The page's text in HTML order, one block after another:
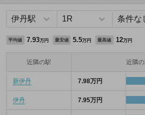
平均値 7.93万円 最安値 5.5万円 最高値 12万円
近隣の駅 近隣
新伊丹 7.98万円
伊丹 7.95万円